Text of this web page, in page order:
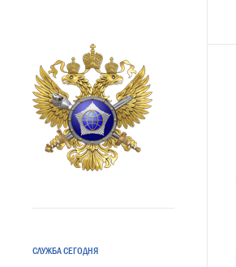
СЛУЖБА СЕГОДНЯ